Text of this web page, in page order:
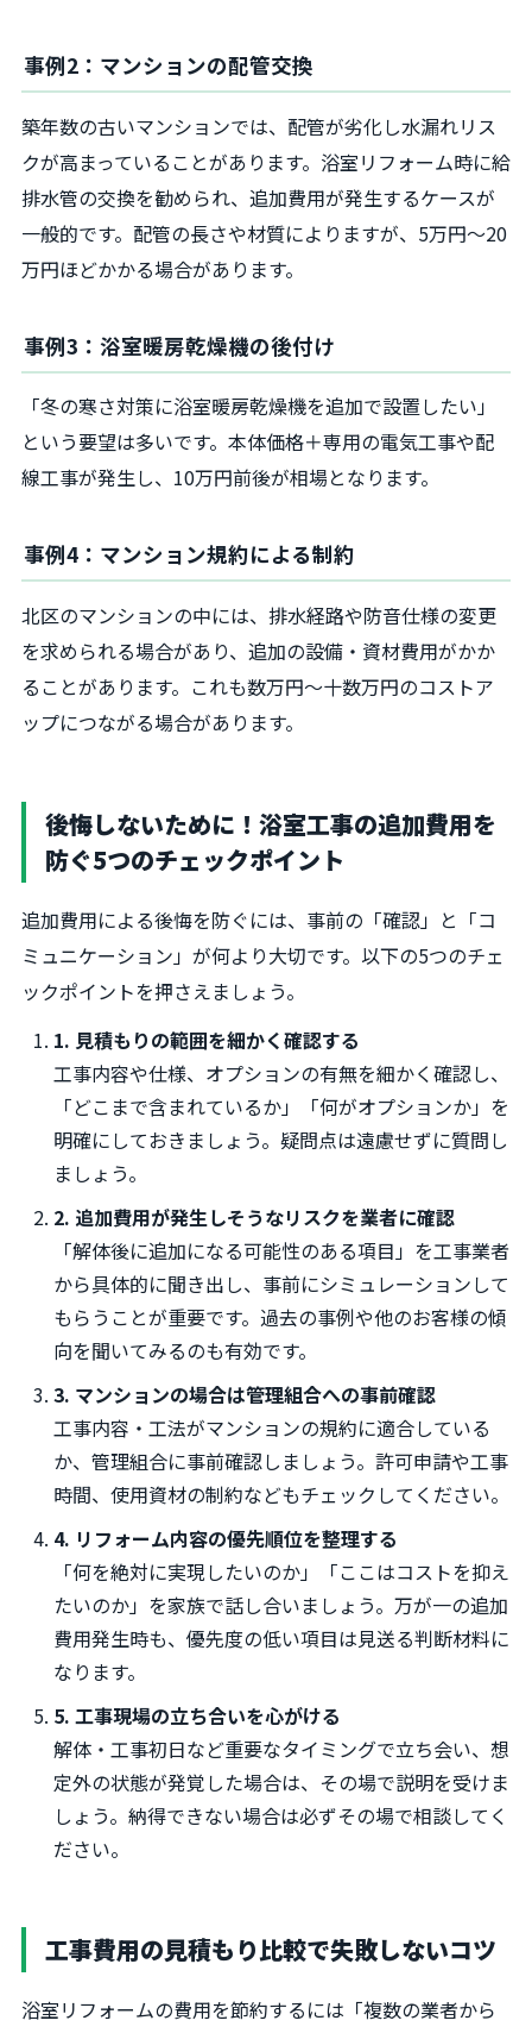
事例2：マンションの配管交換
築年数の古いマンションでは、配管が劣化し水漏れリス
クが高まっていることがあります。浴室リフォーム時に給
排水管の交換を勧められ、追加費用が発生するケースが
一般的です。配管の長さや材質によりますが、5万円～20
万円ほどかかる場合があります。
事例3：浴室暖房乾燥機の後付け
「冬の寒さ対策に浴室暖房乾燥機を追加で設置したい」
という要望は多いです。本体価格＋専用の電気工事や配
線工事が発生し、10万円前後が相場となります。
事例4：マンション規約による制約
北区のマンションの中には、排水経路や防音仕様の変更
を求められる場合があり、追加の設備・資材費用がかか
ることがあります。これも数万円～十数万円のコストア
ップにつながる場合があります。
後悔しないために！浴室工事の追加費用を
防ぐ5つのチェックポイント
追加費用による後悔を防ぐには、事前の「確認」と「コ
ミュニケーション」が何より大切です。以下の5つのチェ
ックポイントを押さえましょう。
1. 見積もりの範囲を細かく確認する
工事内容や仕様、オプションの有無を細かく確認し、
「どこまで含まれているか」「何がオプションか」を
明確にしておきましょう。疑問点は遠慮せずに質問し
ましょう。
2. 追加費用が発生しそうなリスクを業者に確認
「解体後に追加になる可能性のある項目」を工事業者
から具体的に聞き出し、事前にシミュレーションして
もらうことが重要です。過去の事例や他のお客様の傾
向を聞いてみるのも有効です。
3. マンションの場合は管理組合への事前確認
工事内容・工法がマンションの規約に適合している
か、管理組合に事前確認しましょう。許可申請や工事
時間、使用資材の制約などもチェックしてください。
4. リフォーム内容の優先順位を整理する
「何を絶対に実現したいのか」「ここはコストを抑え
たいのか」を家族で話し合いましょう。万が一の追加
費用発生時も、優先度の低い項目は見送る判断材料に
なります。
5. 工事現場の立ち合いを心がける
解体・工事初日など重要なタイミングで立ち会い、想
定外の状態が発覚した場合は、その場で説明を受けま
しょう。納得できない場合は必ずその場で相談してく
ださい。
工事費用の見積もり比較で失敗しないコツ
浴室リフォームの費用を節約するには「複数の業者から